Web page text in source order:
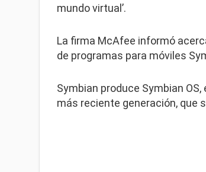
mundo virtual’.
La firma McAfee informó
de programas para móviles
Symbian produce Symbian
más reciente generación, que